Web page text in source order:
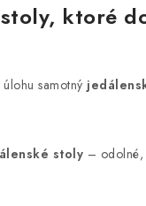
ktoré
samotný
stoly – odolné,